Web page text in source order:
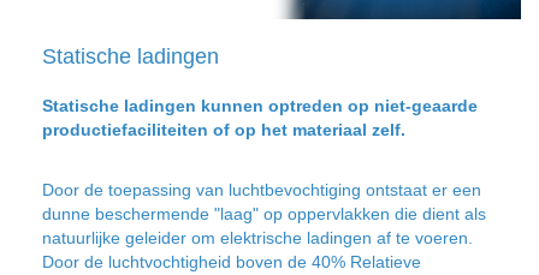
Statische ladingen
Statische ladingen kunnen optreden op niet-geaarde
productiefaciliteiten of op het materiaal zelf.
Door de toepassing van luchtbevochtiging ontstaat er een
dunne beschermende "laag" op oppervlakken die dient als
natuurlijke geleider om elektrische ladingen af te voeren.
Door de luchtvochtigheid boven de 40% Relatieve